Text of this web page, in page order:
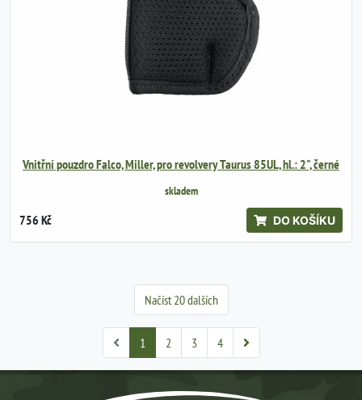
Vnitřní pouzdro Falco, Miller, pro revolvery Taurus 85UL, hl.: 2", černé
skladem
756 Kč DO KOŠÍKU
Načíst 20 dalších
1 2 3 4